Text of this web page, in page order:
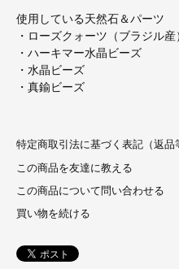
使用している天然石＆パーツ
・ローズクォーツ（ブラジル産
・ハーキマー水晶ビーズ
・水晶ビーズ
・真鍮ビーズ
特定商取引法に基づく表記（返品
この商品を友達に教える
この商品について問い合わせる
買い物を続ける